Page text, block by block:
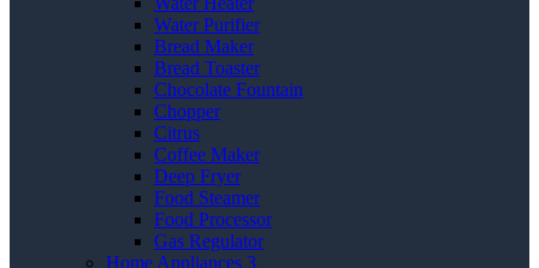
Water Purifier
Bread Maker
Bread Toaster
Chocolate Fountain
Chopper
Citrus
Coffee Maker
Deep Fryer
Food Steamer
Food Processor
Gas Regulator
Home Appliances 3